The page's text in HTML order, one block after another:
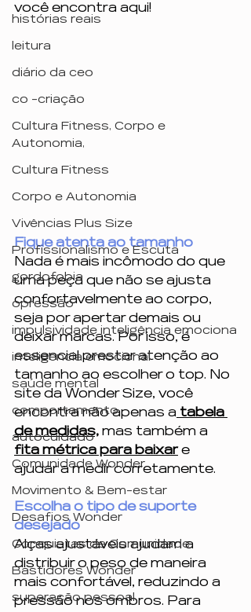
histórias reais
leitura
diário da ceo
co -criação
Cultura Fitness, Corpo e
Autonomia,
Cultura Fitness
Corpo e Autonomia
Vivências Plus Size
Profissionalismo e Escuta
gordofobia
opressão
impulsividade inteligência emociona
inteligência emocional
saúde mental
comportamento
autocuidado
Comunidade Wonder
Movimento & Bem-estar
Desafios Wonder
Conquistas da Comunidade
Bastidores Wonder
superação pessoal
você encontra aqui!
Fique atenta ao tamanho
Nada é mais incômodo do que
uma peça que não se ajusta
confortavelmente ao corpo,
seja por apertar demais ou
deixar marcas. Por isso, é
essencial prestar atenção ao
tamanho ao escolher o top. No
site da Wonder Size, você
encontra não apenas a tabela
de medidas, mas também a
fita métrica para baixar e
ajudar a medir corretamente.
Escolha o tipo de suporte
desejado
Alças ajustáveis ajudam a
distribuir o peso de maneira
mais confortável, reduzindo a
pressão nos ombros. Para